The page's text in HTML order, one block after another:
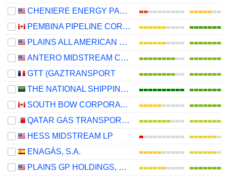
CHENIERE ENERGY PARTNERS, L.P.
PEMBINA PIPELINE CORPORATION
PLAINS ALL AMERICAN PIPELINE, L.P.
ANTERO MIDSTREAM CORPORATION
GTT (GAZTRANSPORT
THE NATIONAL SHIPPING COMPANY OF SAUDI ARABIA
SOUTH BOW CORPORATION
QATAR GAS TRANSPORT COMPANY LIMITED (NAKILAT) (QPSC)
HESS MIDSTREAM LP
ENAGÁS, S.A.
PLAINS GP HOLDINGS, L.P.